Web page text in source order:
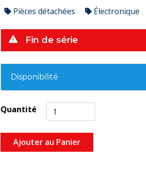
Pièces détachées Électronique
Fin de série
Disponibilité
Quantité
Ajouter au Panier